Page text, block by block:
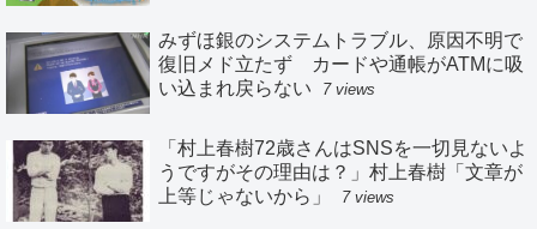
みずほ銀のシステムトラブル、原因不明で
復旧メド立たず カードや通帳がATMに吸
い込まれ戻らない
7 views
「村上春樹72歳さんはSNSを一切見ないよ
うですがその理由は？」村上春樹「文章が
上等じゃないから」
7 views